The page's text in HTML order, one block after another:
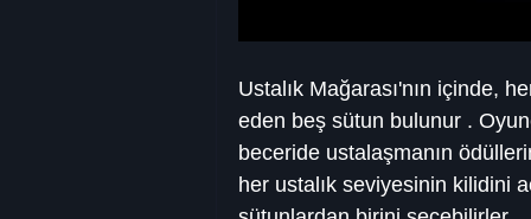
Ustalık Mağarası'nın içinde,
eden beş sütun bulunur .
beceride ustalaşmanın
her ustalık seviyesinin kilidini